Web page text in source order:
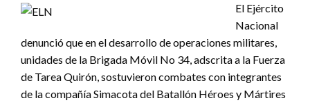
El Ejército
Nacional
denunció que en el desarrollo de operaciones militares,
unidades de la Brigada Móvil No 34, adscrita a la Fuerza
de Tarea Quirón, sostuvieron combates con integrantes
de la compañía Simacota del Batallón Héroes y Mártires